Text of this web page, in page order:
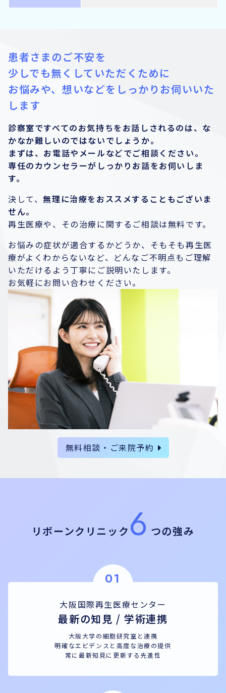
患者さまのご不安を
少しでも無くしていただくために
お悩みや、想いなどをしっかりお伺いいた
します
診察室ですべてのお気持ちをお話しされるのは、な
かなか難しいのではないでしょうか。
まずは、お電話やメールなどでご相談ください。
専任のカウンセラーがしっかりお話をお伺いしま
す。
決して、無理に治療をおススメすることもございま
せん。
再生医療や、その治療に関するご相談は無料です。
お悩みの症状が適合するかどうか、そもそも再生医
療がよくわからないなど、どんなご不明点もご理解
いただけるよう丁寧にご説明いたします。
お気軽にお問い合わせください。
無料相談・ご来院予約
リボーンクリニック 6 つの強み
01
大阪国際再生医療センター
最新の知見 / 学術連携
大阪大学の細胞研究室と連携
明確なエビデンスと高度な治療の提供
常に最新知見に更新する先進性